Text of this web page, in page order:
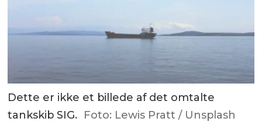
Dette er ikke et billede af det omtalte
tankskib SIG. Foto: Lewis Pratt / Unsplash